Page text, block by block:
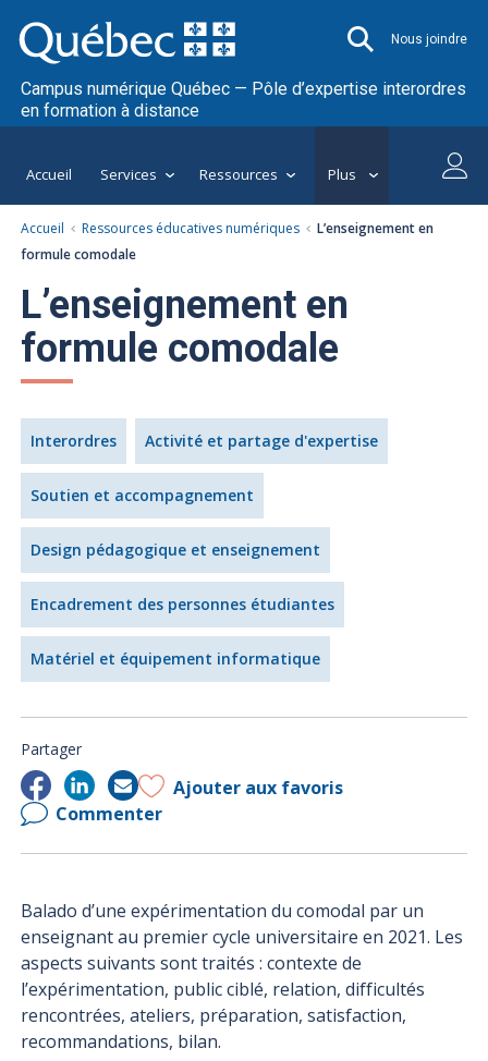
Nous joindre
Campus numérique Québec — Pôle d’expertise interordres
en formation à distance
Accueil Services Ressources Plus
Accueil Ressources éducatives numériques
L’enseignement en
formule comodale
L’enseignement en
formule comodale
Interordres Activité et partage d'expertise
Soutien et accompagnement
Design pédagogique et enseignement
Encadrement des personnes étudiantes
Matériel et équipement informatique
Partager
Ajouter aux favoris
Commenter
Balado d’une expérimentation du comodal par un
enseignant au premier cycle universitaire en 2021. Les
aspects suivants sont traités : contexte de
l’expérimentation, public ciblé, relation, difficultés
rencontrées, ateliers, préparation, satisfaction,
recommandations, bilan.